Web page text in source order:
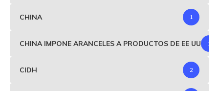
CHINA 1
CHINA IMPONE ARANCELES A PRODUCTOS DE EE UU 1
CIDH 2